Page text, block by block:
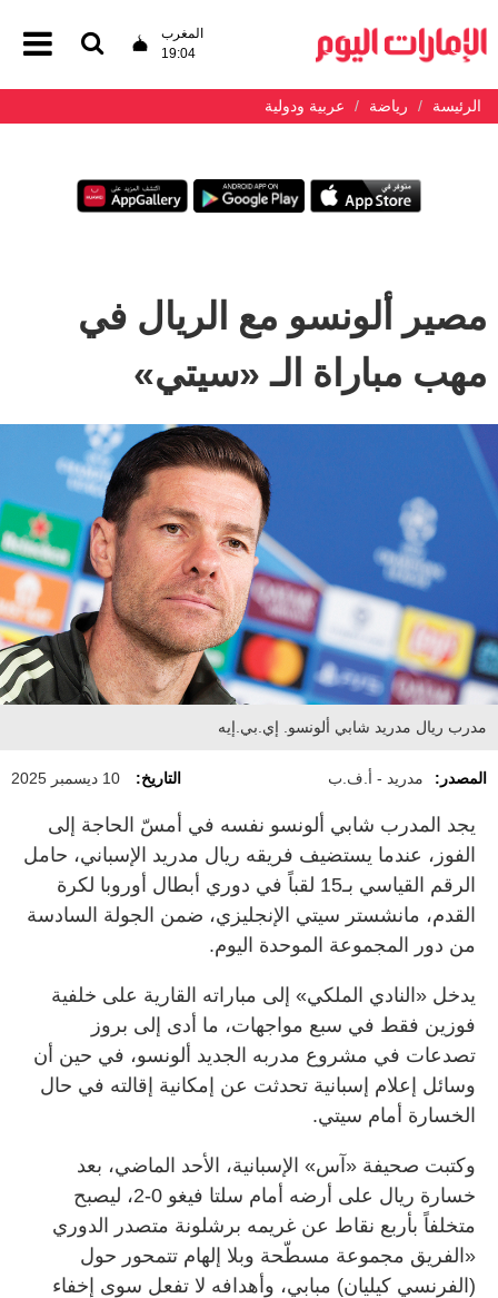
المغرب
19:04
الرئيسة رياضة عربية ودولية
مصير ألونسو مع الريال في
مهب مباراة الـ «سيتي»
مدرب ريال مدريد شابي ألونسو. إي.بي.إيه
المصدر: مدريد - أ.ف.ب التاريخ: 10 ديسمبر 2025
يجد المدرب شابي ألونسو نفسه في أمسّ الحاجة إلى
الفوز، عندما يستضيف فريقه ريال مدريد الإسباني، حامل
الرقم القياسي بـ15 لقباً في دوري أبطال أوروبا لكرة
القدم، مانشستر سيتي الإنجليزي، ضمن الجولة السادسة
من دور المجموعة الموحدة اليوم.
يدخل «النادي الملكي» إلى مباراته القارية على خلفية
فوزين فقط في سبع مواجهات، ما أدى إلى بروز
تصدعات في مشروع مدربه الجديد ألونسو، في حين أن
وسائل إعلام إسبانية تحدثت عن إمكانية إقالته في حال
الخسارة أمام سيتي.
وكتبت صحيفة «آس» الإسبانية، الأحد الماضي، بعد
خسارة ريال على أرضه أمام سلتا فيغو 0-2، ليصبح
متخلفاً بأربع نقاط عن غريمه برشلونة متصدر الدوري
«الفريق مجموعة مسطّحة وبلا إلهام تتمحور حول
(الفرنسي كيليان) مبابي، وأهدافه لا تفعل سوى إخفاء